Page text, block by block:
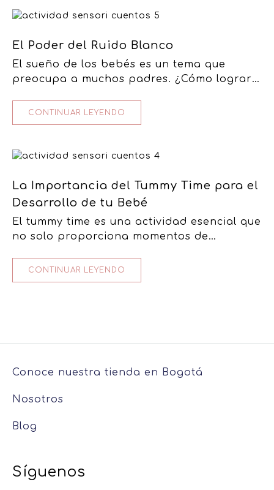
El Poder del Ruido Blanco
El sueño de los bebés es un tema que
preocupa a muchos padres. ¿Cómo lograr
prolongada? Entre las diversas…
CONTINUAR LEYENDO
La Importancia del Tummy Time para el
Desarrollo de tu Bebé
El tummy time es una actividad esencial que
no solo proporciona momentos de
fundamental en el desarrollo físico…
CONTINUAR LEYENDO
Conoce nuestra tienda en Bogotá
Nosotros
Blog
Síguenos